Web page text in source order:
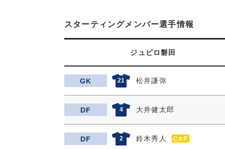
スターティングメンバー選手情報
ジュビロ磐田
GK 21 松井謙弥
DF 4 大井健太郎
DF 2 鈴木秀人 CAP